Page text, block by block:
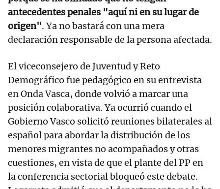
antecedentes penales "aquí ni en su lugar de
origen". Ya no bastará con una mera
declaración responsable de la persona afectada.
El viceconsejero de Juventud y Reto
Demográfico fue pedagógico en su entrevista
en Onda Vasca, donde volvió a marcar una
posición colaborativa. Ya ocurrió cuando el
Gobierno Vasco solicitó reuniones bilaterales al
español para abordar la distribución de los
menores migrantes no acompañados y otras
cuestiones, en vista de que el plante del PP en
la conferencia sectorial bloqueó este debate.